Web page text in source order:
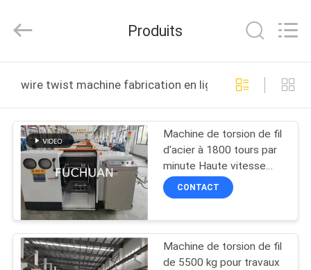
PRODUITS
VIDÉOS
LE
SPECTACLE
VR
Electrical
All
Reserved.
Produits
wire twist machine fabrication en ligne
Machine de torsion de fil
d'acier à 1800 tours par
minute Haute vitesse
Poids 4500 kg
CONTACT
Machine de torsion de fil
de 5500 kg pour travaux